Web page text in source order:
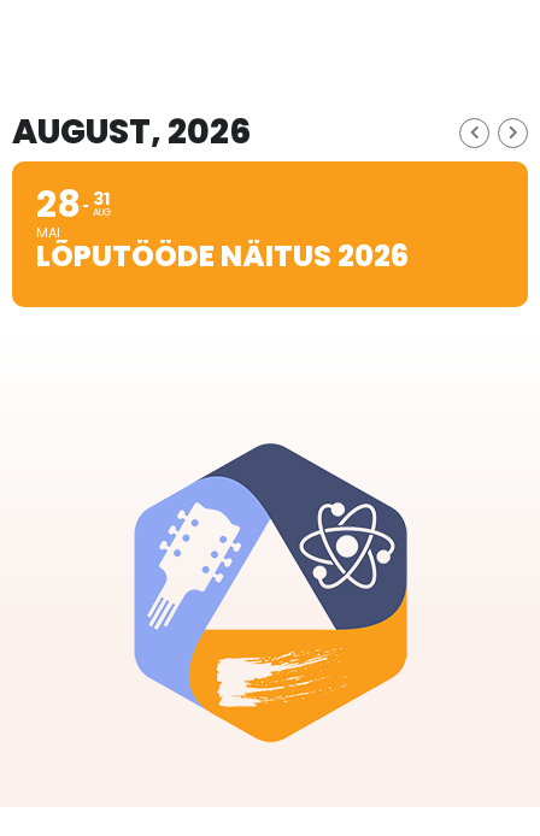
AUGUST, 2026
28
MAI
31
AUG
LÕPUTÖÖDE NÄITUS 2026